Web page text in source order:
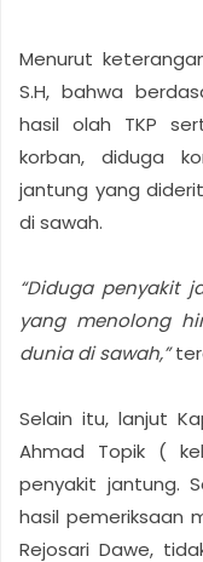
Menurut
S.H, bahwa
hasil olah TKP
korban, diduga
jantung yang
di sawah.
“Diduga penyakit
yang menolong
dunia di sawah,”
Selain itu, lanjut
Ahmad Topik (
penyakit jantung.
hasil pemeriksaan
Rejosari Dawe,